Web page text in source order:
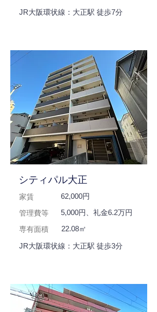
JR大阪環状線：大正駅 徒歩7分
シティパル大正
家賃
管理費等
専有面積
62,000円
5,000円、礼金6.2万円
22.08㎡
JR大阪環状線：大正駅 徒歩3分